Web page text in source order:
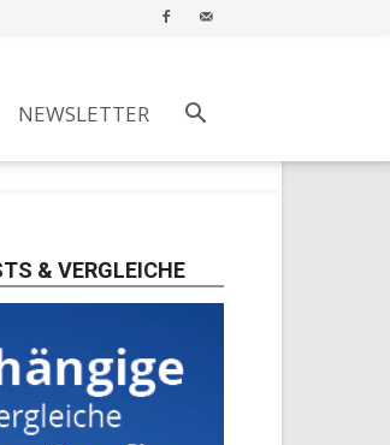
NEWSLETTER
& VERGLEICHE